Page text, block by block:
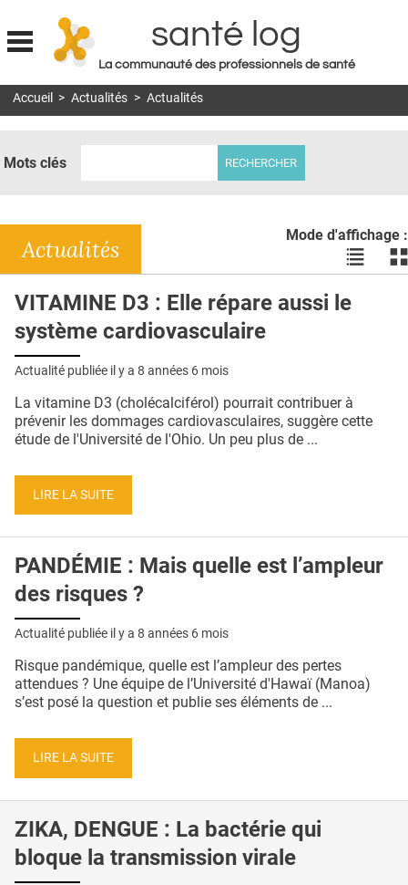
Jump to navigation
santé log
La communauté des professionnels de santé
MON COMPTE
DOSSIERS
RÉSEAUX
E-REVUE SAD
THÉMA
QUI SOMMES-NOUS ?
CONDITIONS GÉNÉRALES
CRÉDITS
Accueil > Actualités > Actualités
Mots clés
Mode d'affichage :
Voir
les
en
les
Actualités
VITAMINE D3 : Elle répare aussi le
système cardiovasculaire
Actualité publiée il y a 8 années 6 mois
La vitamine D3 (cholécalciférol) pourrait contribuer à
prévenir les dommages cardiovasculaires, suggère cette
étude de l'Université de l'Ohio. Un peu plus de ...
LIRE LA SUITE
PANDÉMIE : Mais quelle est l’ampleur
des risques ?
Actualité publiée il y a 8 années 6 mois
Risque pandémique, quelle est l’ampleur des pertes
attendues ? Une équipe de l’Université d'Hawaï (Manoa)
s’est posé la question et publie ses éléments de ...
LIRE LA SUITE
ZIKA, DENGUE : La bactérie qui
bloque la transmission virale